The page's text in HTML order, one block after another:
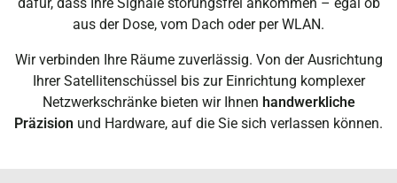
aus der Dose, vom Dach oder per WLAN.
Wir verbinden Ihre Räume zuverlässig. Von der Ausrichtung
Ihrer Satellitenschüssel bis zur Einrichtung komplexer
Netzwerkschränke bieten wir Ihnen handwerkliche
Präzision und Hardware, auf die Sie sich verlassen können.